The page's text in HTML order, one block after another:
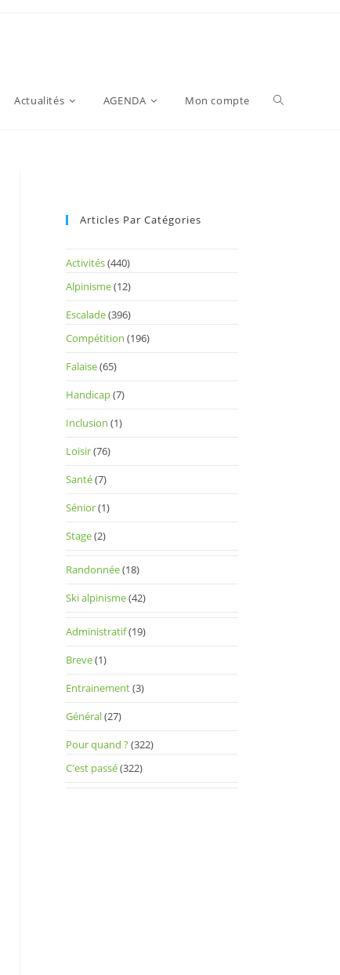
Actualités AGENDA Mon compte
Articles Par Catégories
Activités(440)
Alpinisme(12)
Escalade(396)
Compétition (196)
Falaise(65)
Handicap(7)
Inclusion (1)
Loisir(76)
Santé(7)
Sénior(1)
Stage(2)
Randonnée(18)
Ski alpinisme(42)
Administratif(19)
Breve(1)
Entrainement(3)
Général(27)
Pour quand ?(322)
C'est passé(322)